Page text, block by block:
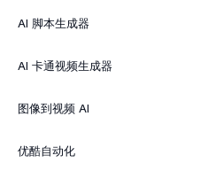
AI 脚本生成器
AI 卡通视频生成器
图像到视频 AI
优酷自动化